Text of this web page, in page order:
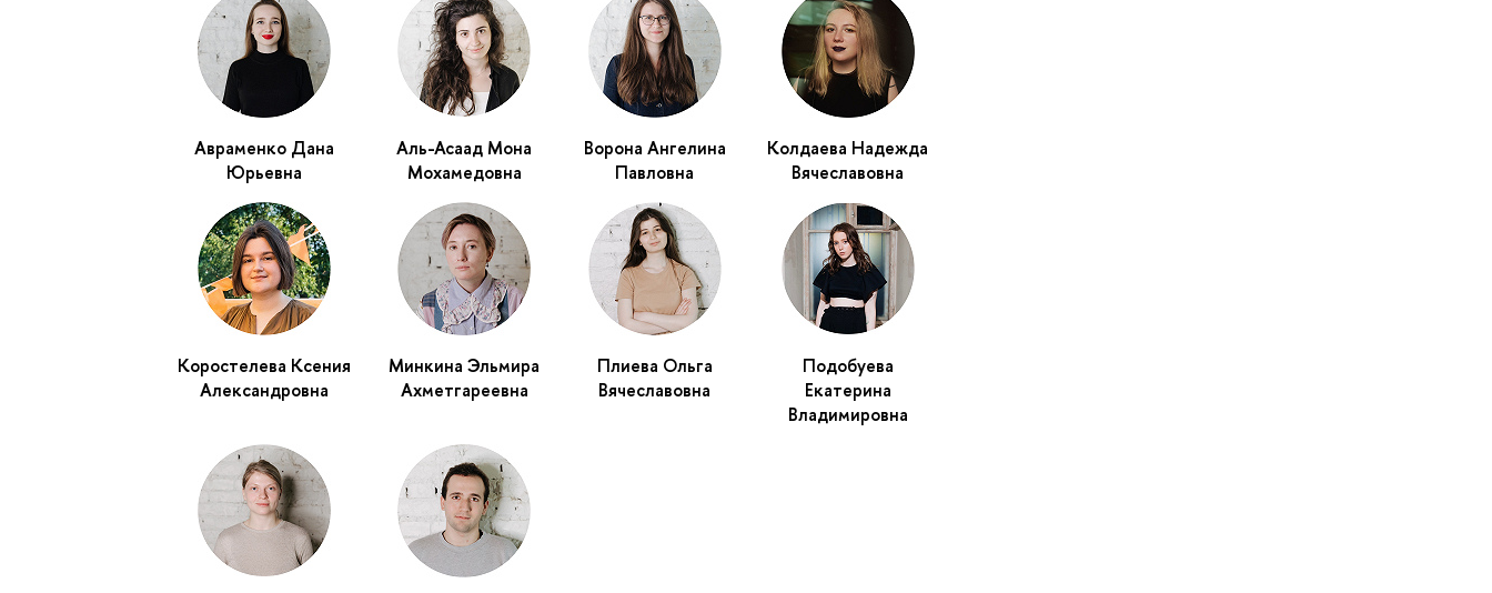
Авраменко Дана
Юрьевна
Аль-Асаад Мона
Мохамедовна
Ворона Ангелина
Павловна
Колдаева Надежда
Вячеславовна
Коростелева Ксения
Александровна
Минкина Эльмира
Ахметгареевна
Плиева Ольга
Вячеславовна
Подобуева
Екатерина
Владимировна